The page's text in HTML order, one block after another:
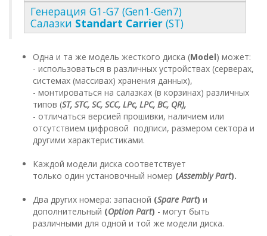
Генерация G1-G7 (Gen1-Gen7)
Салазки Standart Carrier (ST)
Одна и та же модель жесткого диска (Model) может:
- использоваться в различных устройствах (серверах,
системах (массивах) хранения данных),
- монтироваться на салазках (в корзинах) различных
типов (ST, STC, SC, SCC, LPc, LPC, BC, QR),
- отличаться версией прошивки, наличием или
отсутствием цифровой подписи, размером сектора и
другими характеристиками.
Каждой модели диска соответствует
только один установочный номер (Assembly Part).
Два других номера: запасной (Spare Part) и
дополнительный (Option Part) - могут быть
различными для одной и той же модели диска.